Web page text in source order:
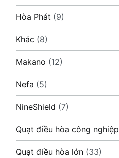
Hòa Phát (9)
Khác (8)
Makano (12)
Nefa (5)
NineShield (7)
Quạt điều hòa công nghiệp
Quạt điều hòa lớn (33)